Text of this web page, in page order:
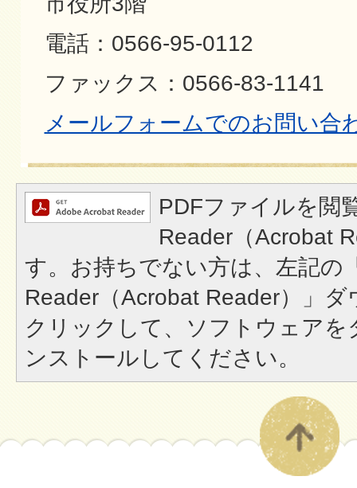
電話：0566-95-0112
ファックス：0566-83-1141
メールフォームでのお問い合
PDFファイルを閲
Reader（Acrobat
す。お持ちでない方は、左記の
Reader（Acrobat Reader）」
クリックして、ソフトウェア
ンストールしてください。